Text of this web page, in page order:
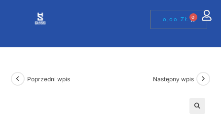
0,00ZŁ 0
Poprzedni wpis Następny wpis